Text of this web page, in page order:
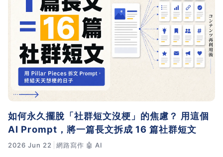
如何永久擺脫「社群短文沒梗」的焦慮？ 用這個
AI Prompt，將一篇長文拆成 16 篇社群短文
2026 Jun 22 網路寫作 🤖 AI